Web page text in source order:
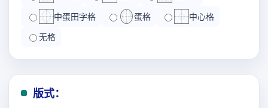
中蛋田字格 蛋格 中心格
无格
版式：